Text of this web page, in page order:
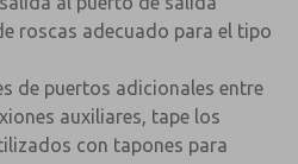
roscas adecuado para el tipo
de puertos adicionales entre
auxiliares, tape los
con tapones para